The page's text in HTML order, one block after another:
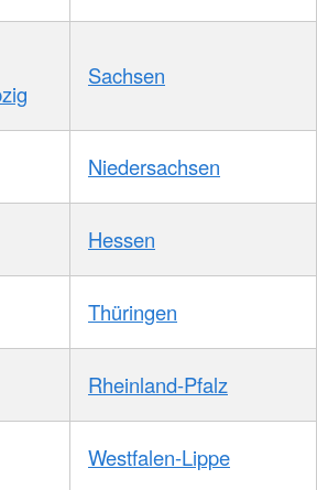
Sachsen
Niedersachsen
Hessen
Thüringen
Rheinland-Pfalz
Westfalen-Lippe